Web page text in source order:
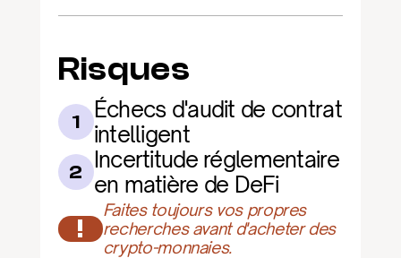
Risques
1
Échecs d'audit de contrat
intelligent
2 Incertitude réglementaire
en matière de DeFi
!
Faites toujours vos propres
recherches avant d'acheter des
crypto-monnaies.